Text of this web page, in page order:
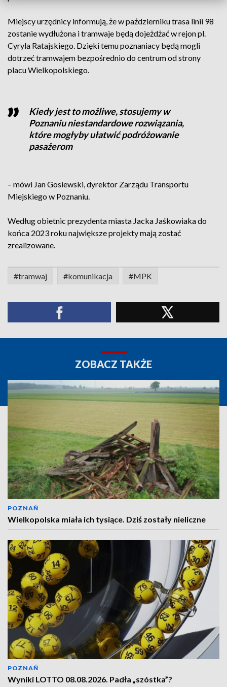
Miejscy urzędnicy informują, że w październiku trasa linii 98
zostanie wydłużona i tramwaje będą dojeżdżać w rejon pl.
Cyryla Ratajskiego. Dzięki temu poznaniacy będą mogli
dotrzeć tramwajem bezpośrednio do centrum od strony
placu Wielkopolskiego.
Kiedy jest to możliwe, stosujemy w
Poznaniu niestandardowe rozwiązania,
które mogłyby ułatwić podróżowanie
pasażerom
– mówi Jan Gosiewski, dyrektor Zarządu Transportu
Miejskiego w Poznaniu.
Według obietnic prezydenta miasta Jacka Jaśkowiaka do
końca 2023 roku największe projekty mają zostać
zrealizowane.
#tramwaj #komunikacja #MPK
ZOBACZ TAKŻE
POZNAŃ
Wielkopolska miała ich tysiące. Dziś zostały nieliczne
POZNAŃ
Wyniki LOTTO 08.08.2026. Padła „szóstka”?